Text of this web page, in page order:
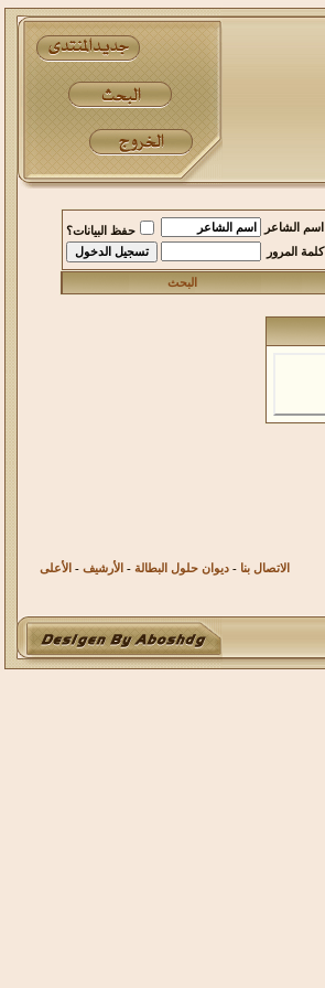
اسم الشاعر
حفظ البيانات؟
كلمة المرور
البحث
الاتصال بنا -ديوان حلول البطالة - الأرشيف - الأعلى